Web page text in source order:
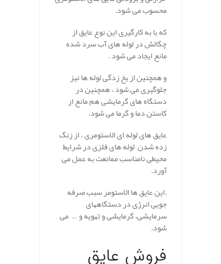
محسوب می شود.
که با به کارگیری این نوع عایق از
چگالش در لوله های آب سرد شده
مانع ایجاد می شود .
و همچنین از یخ زدگی لوله ها نیز
جلوگیری می شود ، همچنین در
دستگاه های گرمایشی هم مانع از
کاستن دما و گرما می شود.
عایق های لوله ای الاستومری ، از زنگ
زده شدن لوله های فلزی در شرایط
محیطی نامناسب ممانعت به عمل می
آورد.
.این عایق ها الاستومر سبب صرفه
جویی انرژی در دستگاههای
سرمایشی، گرمایشی و تهویه و … می
شود.
فروش عایق